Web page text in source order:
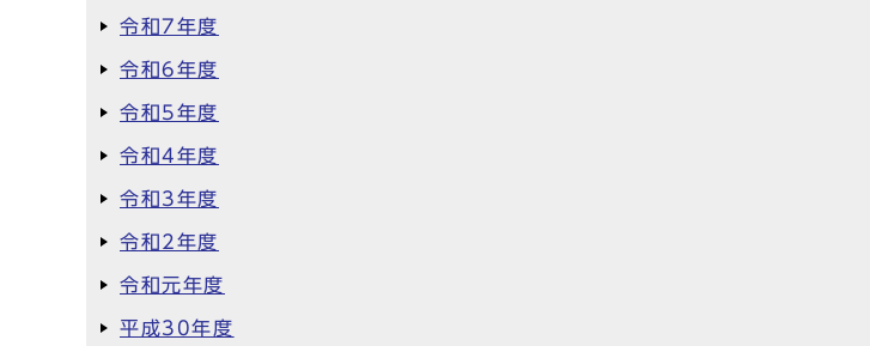
令和7年度
令和6年度
令和5年度
令和4年度
令和3年度
令和2年度
令和元年度
平成30年度